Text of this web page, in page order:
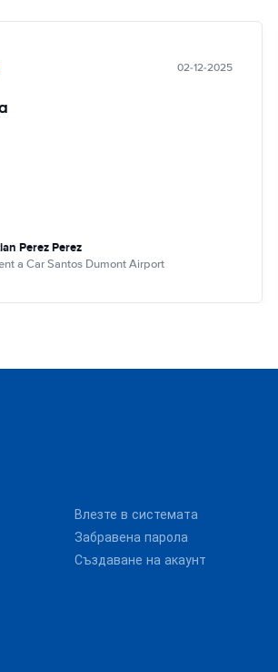
02-12-2025
Perez Perez
a Car Santos Dumont Airport
Влезте в системата
Забравена парола
Създаване на акаунт